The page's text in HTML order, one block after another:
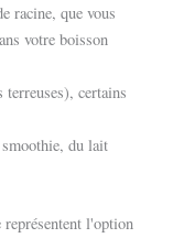
racine, que vous
votre boisson
terreuses), certains
du lait
l'option